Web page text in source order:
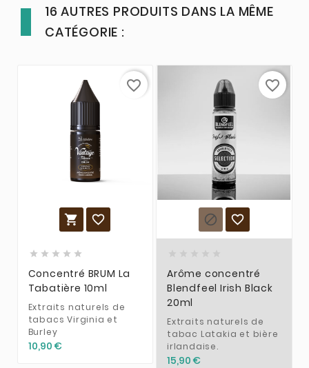
16 AUTRES PRODUITS DANS LA MÊME
CATÉGORIE :
 
    
Concentré BRUM La
Tabatière 10ml
Extraits naturels de
tabacs Virginia et
Burley
10,90 €
favorite_border
 
Arôme concentré
Blendfeel Irish Black
20ml
Extraits naturels de
tabac Latakia et bière
irlandaise.
15,90 €
favorite_border